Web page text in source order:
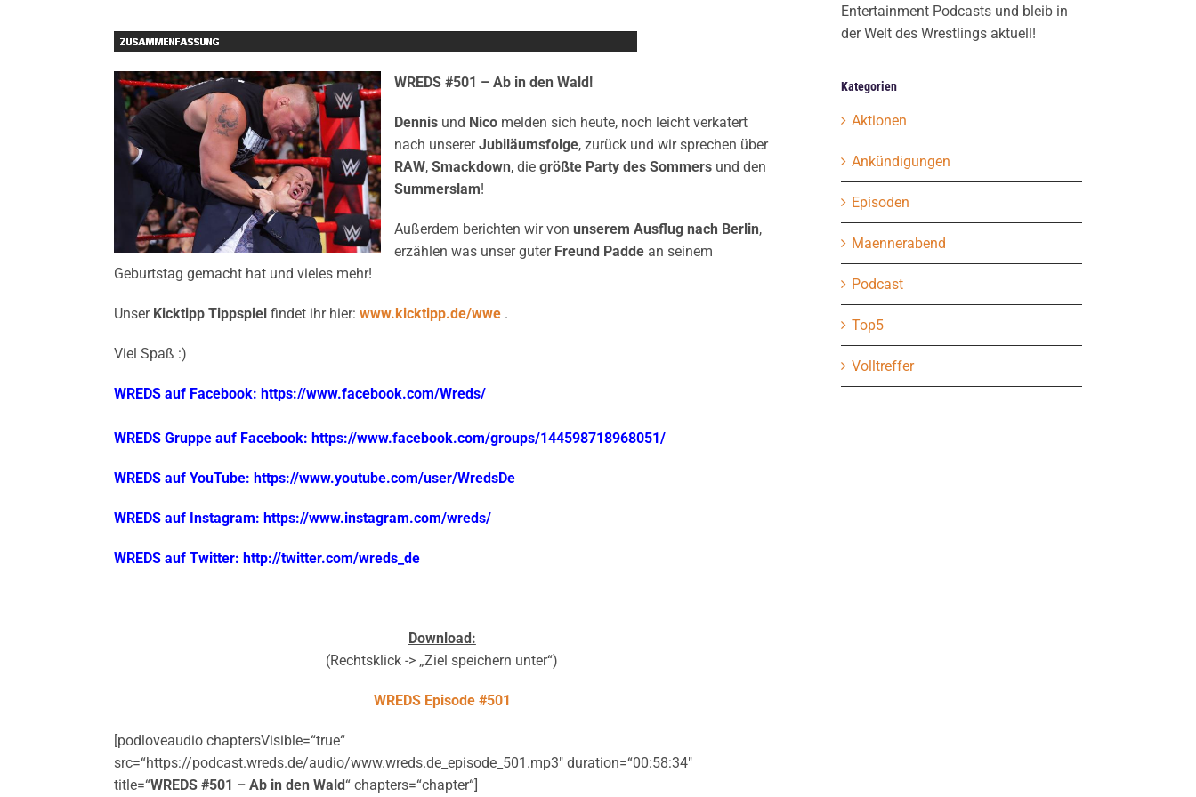
WREDS #501 – Ab in den Wald!
Dennis und Nico melden sich heute, noch leicht verkatert
nach unsererJubiläumsfolge, zurück und wir sprechen über
RAW,Smackdown, diegrößte Party des Sommers und den
Summerslam!
Außerdem berichten wir vonunserem Ausflug nach Berlin,
erzählen was unser guter Freund Padde an seinem
Geburtstag gemacht hat und vieles mehr!
Unser Kicktipp Tippspiel findet ihr hier:www.kicktipp.de/wwe .
Viel Spaß :)
WREDS auf Facebook: https://www.facebook.com/Wreds/
WREDS Gruppe auf Facebook: https://www.facebook.com/groups/144598718968051/
WREDS auf YouTube: https://www.youtube.com/user/WredsDe
WREDS auf Instagram: https://www.instagram.com/wreds/
WREDS auf Twitter: http://twitter.com/wreds_de
Download:
(Rechtsklick -> „Ziel speichern unter“)
WREDS Episode #501
[podloveaudio chaptersVisible=“true“
src=“https://podcast.wreds.de/audio/www.wreds.de_episode_501.mp3″ duration=“00:58:34″
title=“WREDS #501 – Ab in den Wald“ chapters=“chapter“]
Entertainment Podcasts und bleib in
der Welt des Wrestlings aktuell!
Kategorien
Aktionen
Ankündigungen
Episoden
Maennerabend
Podcast
Top5
Volltreffer